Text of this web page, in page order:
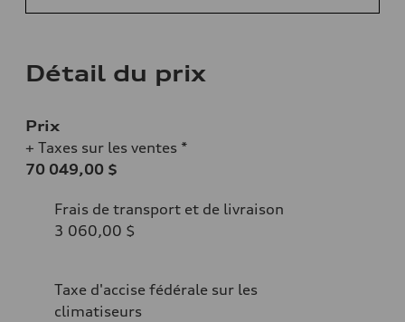
Détail du prix
Prix
+ Taxes sur les ventes *
70 049,00 $
Frais de transport et de livraison
3 060,00 $
Taxe d'accise fédérale sur les
climatiseurs